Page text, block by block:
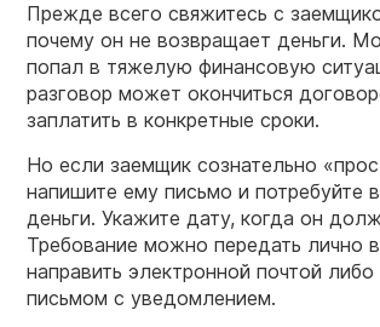
Прежде всего свяжитесь с
почему он не возвращает деньги.
попал в тяжелую финансовую
разговор может окончиться
заплатить в конкретные сроки.
Но если заемщик сознательно
напишите ему письмо и потребуйте
деньги. Укажите дату, когда он
Требование можно передать лично
направить электронной почтой либо
письмом с уведомлением.